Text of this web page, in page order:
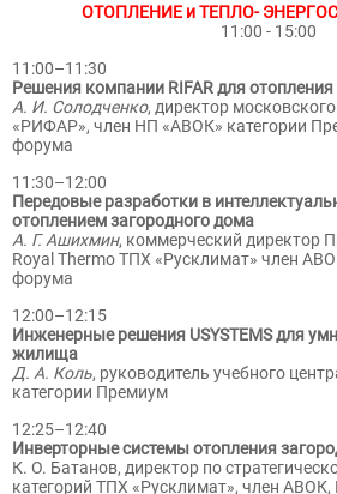
ОТОПЛЕНИЕ и ТЕПЛО-
11:00 - 15:00
11:00–11:30
Решения компании RIFAR для
А. И. Солодченко, директор
«РИФАР», член НП «АВОК» категории
форума
11:30–12:00
Передовые разработки в
отоплением загородного дома
А. Г. Ашихмин, коммерческий директор
Royal Thermo ТПХ «Русклимат» член
форума
12:00–12:15
Инженерные решения USYSTEMS для
жилища
Д. А. Коль, руководитель учебного
категории Премиум
12:25–12:40
Инверторные системы отопления
К. О. Батанов, директор по
категорий ТПХ «Русклимат», член АВОК,